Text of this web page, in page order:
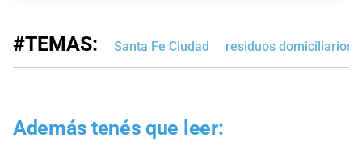
#TEMAS: Santa Fe Ciudad residuos domiciliarios
Además tenés que leer: